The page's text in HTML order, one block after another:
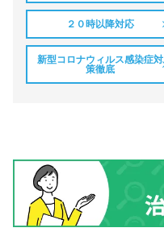
２０時以降対応
新型コロナウィルス感染症対
策徹底